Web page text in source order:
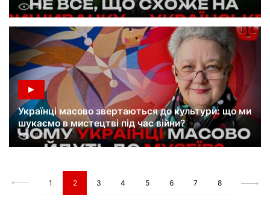
582
Українці масово звертаються до культури: що ми
шукаємо в мистецтві під час війни?
612
1 2 3 4 5 6 7 8